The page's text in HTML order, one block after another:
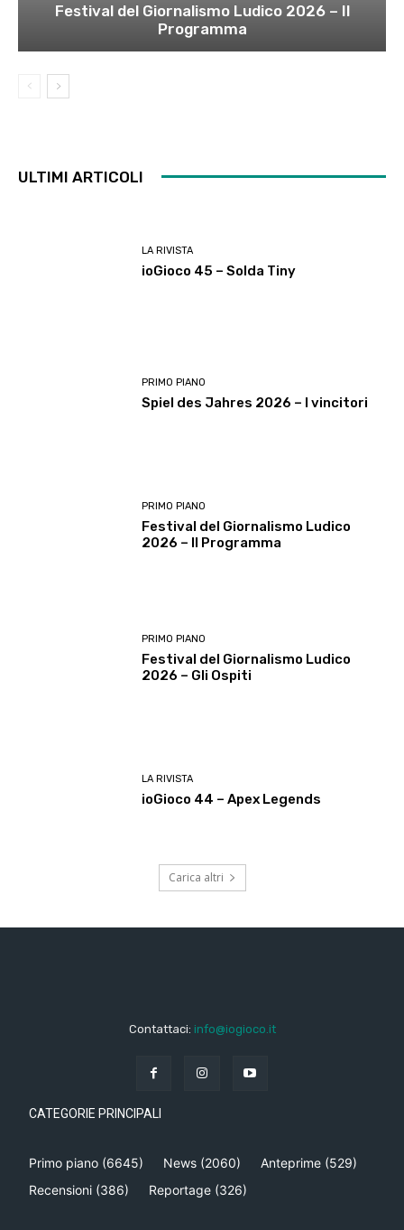
Festival del Giornalismo Ludico 2026 – Il
Programma
ULTIMI ARTICOLI
LA RIVISTA
ioGioco 45 – Solda Tiny
PRIMO PIANO
Spiel des Jahres 2026 – I vincitori
PRIMO PIANO
Festival del Giornalismo Ludico
2026 – Il Programma
PRIMO PIANO
Festival del Giornalismo Ludico
2026 – Gli Ospiti
LA RIVISTA
ioGioco 44 – Apex Legends
Carica altri
Contattaci: info@iogioco.it
CATEGORIE PRINCIPALI
Primo piano (6645) News (2060) Anteprime (529)
Recensioni (386) Reportage (326)